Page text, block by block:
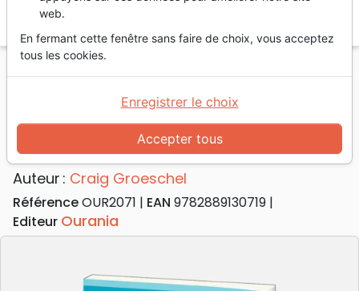
Accueil Livres
Edification
Hors normes? - Quand la différence est un atout
Hors normes?
Quand la différence est un atout
Auteur : Craig Groeschel
RéférenceOUR2071 EAN 9782889130719
Editeur Ourania
web.
En fermant cette fenêtre sans faire de choix, vous acceptez
tous les cookies.
Accepter tous
Enregistrer le choix